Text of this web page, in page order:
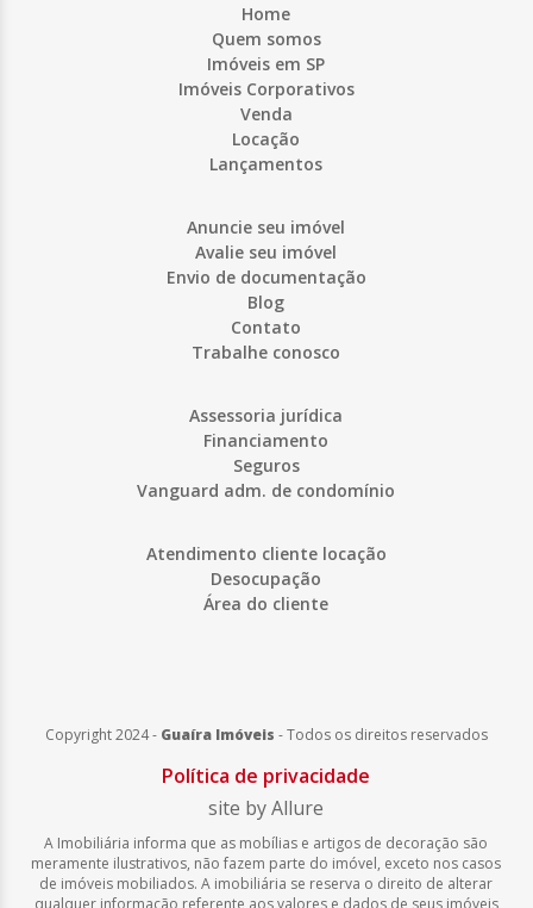
Home
Quem somos
Imóveis em SP
Imóveis Corporativos
Venda
Locação
Lançamentos
Anuncie seu imóvel
Avalie seu imóvel
Envio de documentação
Blog
Contato
Trabalhe conosco
Assessoria jurídica
Financiamento
Seguros
Vanguard adm. de condomínio
Atendimento cliente locação
Desocupação
Área do cliente
Copyright 2024 - Guaíra Imóveis -Todos os direitos reservados
Política de privacidade
site by Allure
A Imobiliária informa que as mobílias e artigos de decoração são
meramente ilustrativos, não fazem parte do imóvel, exceto nos casos
de imóveis mobiliados. A imobiliária se reserva o direito de alterar
qualquer informação referente aos valores e dados de seus imóveis